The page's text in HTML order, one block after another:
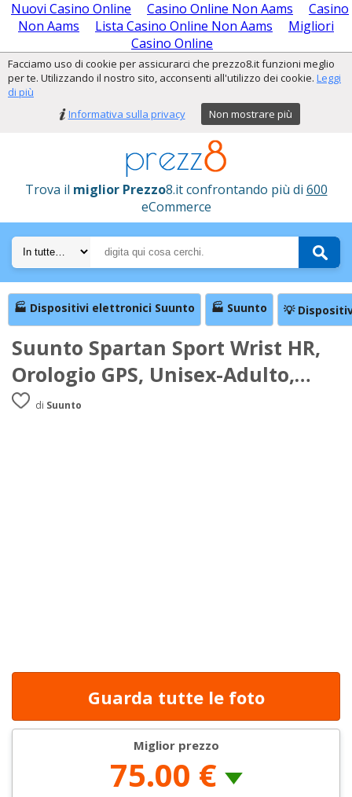
Nuovi Casino Online Casino Online Non Aams
Casino
Non Aams
Lista Casino Online Non Aams
Migliori
Casino Online
Facciamo uso di cookie per assicurarci che prezzo8.it funzioni meglio
per te. Utilizzando il nostro sito, acconsenti all'utilizzo dei cookie. Leggi
di più
Informativa sulla privacy
Non mostrare più
Trova il miglior Prezzo8.it confrontando più di 600
eCommerce
🏭 Dispositivi elettronici Suunto 🏭 Suunto 💡
Suunto Spartan Sport Wrist HR,
Orologio GPS, Unisex-Adulto,
Nero, Taglia Unica
di Suunto
Guarda tutte le foto
Miglior prezzo
75.00 €